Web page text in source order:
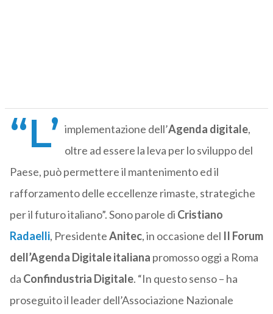
“L’ implementazione dell’Agenda digitale,
oltre ad essere la leva per lo sviluppo del
Paese, può permettere il mantenimento ed il
rafforzamento delle eccellenze rimaste, strategiche
per il futuro italiano”. Sono parole di Cristiano
Radaelli, PresidenteAnitec, in occasione del II Forum
dell’Agenda Digitale italiana promosso oggi a Roma
da Confindustria Digitale. “In questo senso – ha
proseguito il leader dell’Associazione Nazionale